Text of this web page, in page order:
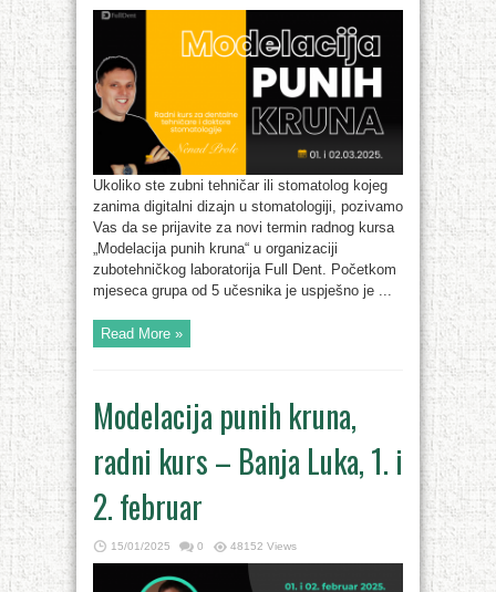
Ukoliko ste zubni tehničar ili stomatolog kojeg
zanima digitalni dizajn u stomatologiji, pozivamo
Vas da se prijavite za novi termin radnog kursa
„Modelacija punih kruna“ u organizaciji
zubotehničkog laboratorija Full Dent. Početkom
mjeseca grupa od 5 učesnika je uspješno je ...
Read More »
Modelacija punih kruna,
radni kurs – Banja Luka, 1. i
2. februar
15/01/2025 0 48152 Views